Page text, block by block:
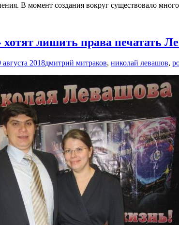
В момент создания вокруг существовало
хотят лишить права
августа 2018дмитрий митраков, николай левашов,